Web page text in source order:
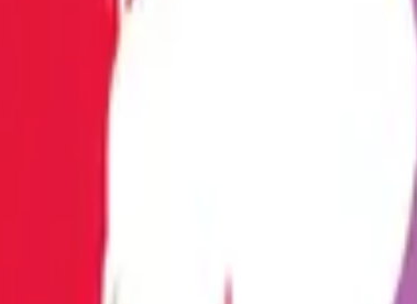
Cinsel Pozisyonlar
sağlayan, modern dünyada tabuları yıkan geniş bir ye...